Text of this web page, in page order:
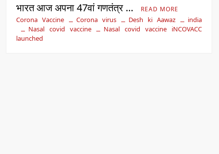
भारत आज अपना 47वां गणतंत्र …
READ MORE
Corona Vaccine Corona virus Desh ki Aawaz
india
Nasal covid vaccine
Nasal covid vaccine iNCOVACC
launched